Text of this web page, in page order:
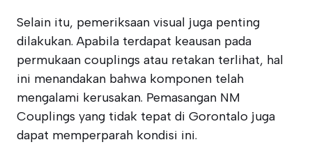
Selain itu, pemeriksaan visual juga penting
dilakukan. Apabila terdapat keausan pada
permukaan couplings atau retakan terlihat, hal
ini menandakan bahwa komponen telah
mengalami kerusakan. Pemasangan NM
Couplings yang tidak tepat di Gorontalo juga
dapat memperparah kondisi ini.